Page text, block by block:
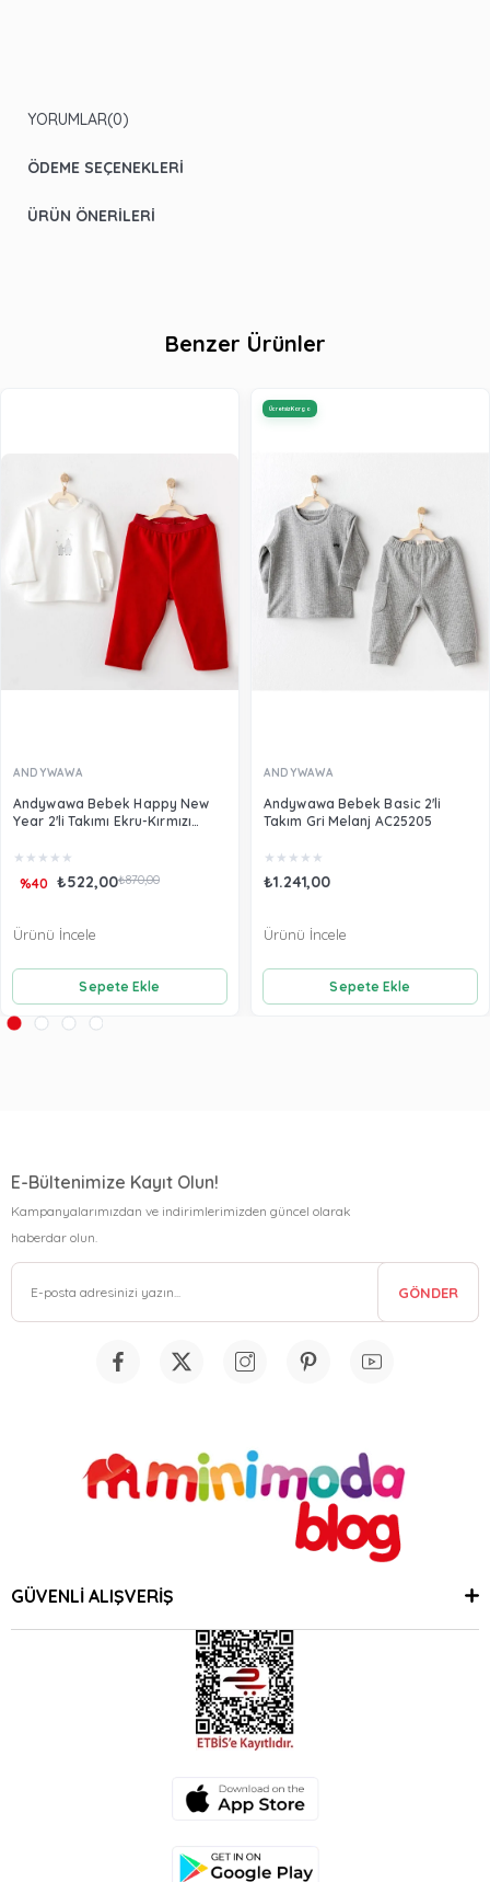
YORUMLAR(0)
ÖDEME SEÇENEKLERI
ÜRÜN ÖNERILERI
Benzer Ürünler
ANDYWAWA
Andywawa Bebek Happy New
Year 2'li Takımı Ekru-Kırmızı
★ ★ ★ ★ ★
₺522,00₺870,00
%40
Sepete Ekle
Ürünü İncele
ANDYWAWA
Andywawa Bebek Basic 2'li
Takım Gri Melanj AC25205
★ ★ ★ ★ ★
₺1.241,00
Sepete Ekle
Ürünü İncele
Ücretsiz Kargo
E-Bültenimize Kayıt Olun!
Kampanyalarımızdan ve indirimlerimizden güncel olarak
haberdar olun.
GÖNDER
GÜVENLİ ALIŞVERİŞ